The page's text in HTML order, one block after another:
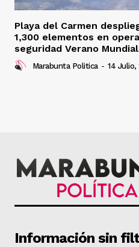
Playa del Carmen
1,300 elementos en
seguridad Verano
Marabunta Politica - 14 Julio,
Información sin